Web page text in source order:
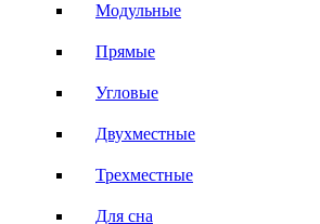
Модульные
Прямые
Угловые
Двухместные
Трехместные
Для сна